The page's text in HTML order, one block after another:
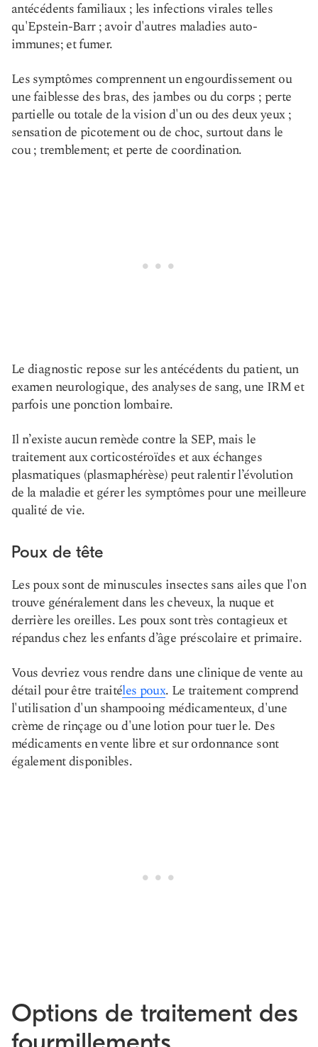
antécédents familiaux ; les infections virales telles
qu'Epstein-Barr ; avoir d'autres maladies auto-
immunes; et fumer.
Les symptômes comprennent un engourdissement ou
une faiblesse des bras, des jambes ou du corps ; perte
partielle ou totale de la vision d'un ou des deux yeux ;
sensation de picotement ou de choc, surtout dans le
cou ; tremblement; et perte de coordination.
Le diagnostic repose sur les antécédents du patient, un
examen neurologique, des analyses de sang, une IRM et
parfois une ponction lombaire.
Il n’existe aucun remède contre la SEP, mais le
traitement aux corticostéroïdes et aux échanges
plasmatiques (plasmaphérèse) peut ralentir l’évolution
de la maladie et gérer les symptômes pour une meilleure
qualité de vie.
Poux de tête
Les poux sont de minuscules insectes sans ailes que l'on
trouve généralement dans les cheveux, la nuque et
derrière les oreilles. Les poux sont très contagieux et
répandus chez les enfants d’âge préscolaire et primaire.
Vous devriez vous rendre dans une clinique de vente au
détail pour être traitéles poux. Le traitement comprend
l'utilisation d'un shampooing médicamenteux, d'une
crème de rinçage ou d'une lotion pour tuer le. Des
médicaments en vente libre et sur ordonnance sont
également disponibles.
Options de traitement des